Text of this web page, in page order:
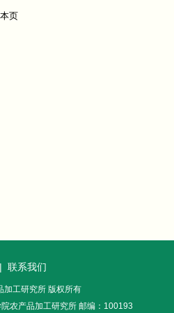
| 联系我们
工研究所 版权所有
农产品加工研究所 邮编：100193